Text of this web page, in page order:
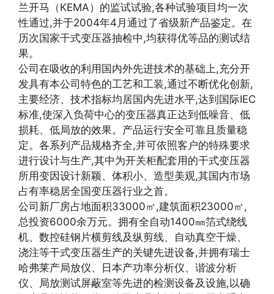
兰开马（KEMA）的监试试验,各种试验项目均一次
性通过,并于2004年4月通过了省级新产品鉴定。在
历次国家干式变压器抽检中,均获得优等品的测试结
果。
公司在吸收的利用国内外先进技术的基础上,充分开
发具有本公司特色的工艺和工装,通过不断优化创新,
主要经济、技术指标均居国内先进水平,达到国际IEC
标准,使深入负荷中心的变压器真正达到低噪音、低
损耗、低局放的效果。产品运行安全可靠且质量稳
定。各系列产品规格齐全,并可依照客户的特殊要求
进行设计与生产,其中为开关柜配套用的干式变压器
所用变因设计新颖、体积小、造型美观,其国内市场
占有率稳居全国变压器行业之首。
公司新厂房占地面积33000㎡,建筑面积23000㎡,
总投资6000余万元。拥有全自动1400㎜箔式绕线
机、数控硅钢片横剪线及纵剪线、自动真空干燥、
浇注等干式变压器生产的关键先进设备,并拥有瑞士
哈弗莱产局放仪、日本产功率分析仪、谐波分析
仪、局放测试屏蔽室等先进的检测设备及设施,以确